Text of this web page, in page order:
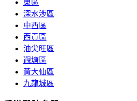
東區
深水涉區
中西區
西貢區
油尖旺區
觀塘區
黃大仙區
九龍城區